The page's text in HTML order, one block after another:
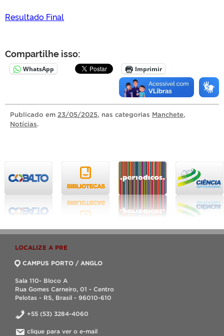
Resultado Final
Compartilhe isso:
WhatsApp Imprimir
Publicado em 23/05/2025, nas categorias Manchete,
Notícias.
LOCALIZE A PRE
CAMPUS PORTO / ANGLO
Sala 110- Bloco A
Rua Gomes Carneiro, 01 - Centro
Pelotas - RS, Brasil - 96010-610
+55 (53) 3284-4060
clique para ver o e-mail